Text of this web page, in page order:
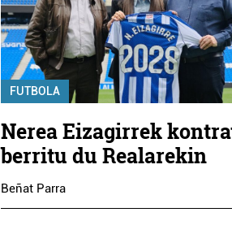
FUTBOLA
Nerea Eizagirrek
berritu du Realarekin
Beñat Parra